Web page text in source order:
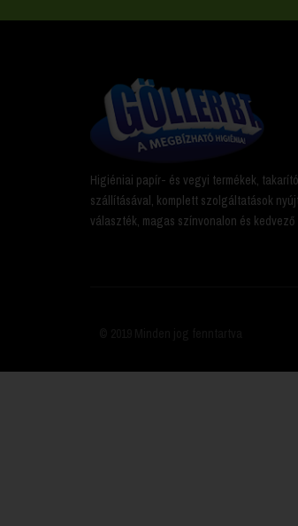
Higiéniai papír- és vegyi termékek,
szállításával, komplett szolgáltatások
választék, magas színvonalon és